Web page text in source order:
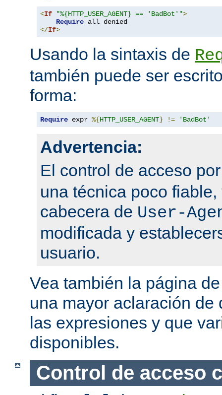
<If "%{HTTP_USER_AGENT} == 'BadBot'">
Require
</If>
Usando la sintaxis de
también puede ser
forma:
Require expr %{HTTP_USER_AGENT} != 'BadBot'
Advertencia:
El control de acceso
una técnica poco
cabecera de User-
modificada y
usuario.
Vea también la página
una mayor aclaración de
las expresiones y que
disponibles.
Control de acceso